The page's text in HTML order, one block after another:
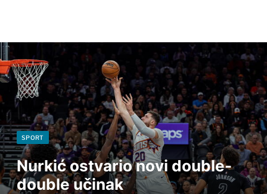
SPORT
Nurkić ostvario novi double-
double učinak